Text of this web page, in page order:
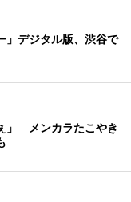
」デジタル版、渋谷で
」 メンカラたこやき